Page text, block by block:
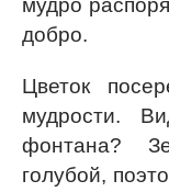
мудро
добро.
Цветок
мудрости.
фонтана?
голубой,